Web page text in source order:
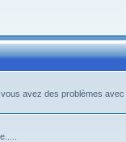
avez des problèmes avec